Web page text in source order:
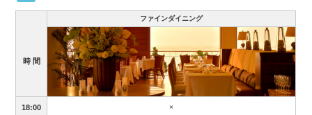
時 間
ファインダイニング
18:00 ×